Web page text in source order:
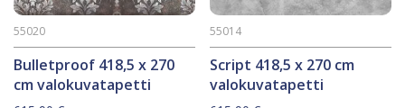
Bulletproof 418,5 x 270
cm valokuvatapetti
55020
Script 418,5 x 270 cm
valokuvatapetti
55014